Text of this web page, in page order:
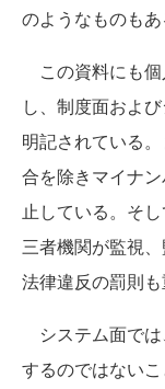
のようなものもあ
この資料にも個
し、制度面およ
明記されている
合を除きマイナ
止している。そ
三者機関が監視
法律違反の罰則も
システム面では
するのではない